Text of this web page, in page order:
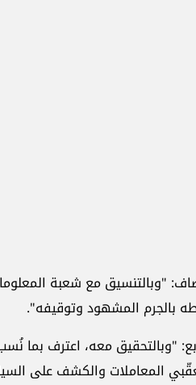
بالجرم المشهود وتوقيفه".
"وبالتحقيق معه، اعترف بما
المعاملات والكشف على